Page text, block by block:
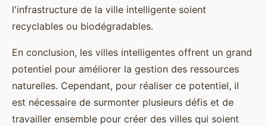
l'infrastructure de la ville intelligente soient
recyclables ou biodégradables.
En conclusion, les villes intelligentes offrent un grand
potentiel pour améliorer la gestion des ressources
naturelles. Cependant, pour réaliser ce potentiel, il
est nécessaire de surmonter plusieurs défis et de
travailler ensemble pour créer des villes qui soient